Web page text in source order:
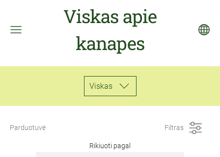
Viskas apie
kanapes
Viskas
Parduotuvė Filtras
Rikiuoti pagal